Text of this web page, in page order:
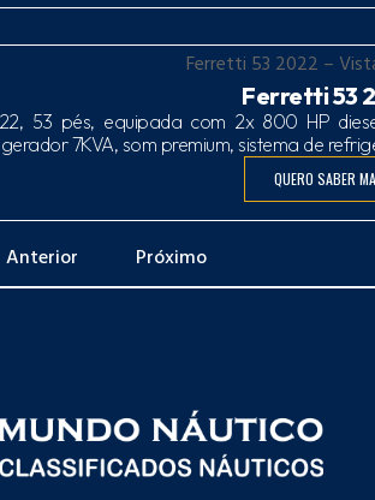
Ferretti 53
53 pés, equipada com 2x 800 HP
7KVA, som premium, sistema de
QUERO SABER
Anterior Próximo